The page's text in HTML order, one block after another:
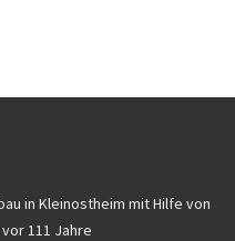
in Kleinostheim mit Hilfe von
111 Jahre